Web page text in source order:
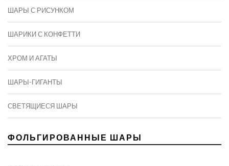
ШАРЫ С РИСУНКОМ
ШАРИКИ С КОНФЕТТИ
ХРОМ И АГАТЫ
ШАРЫ-ГИГАНТЫ
СВЕТЯЩИЕСЯ ШАРЫ
ФОЛЬГИРОВАННЫЕ ШАРЫ